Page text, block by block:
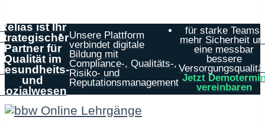
ist Ihr
Partner für
Qualität im
und
Unsere Plattform
verbindet digitale
Bildung mit
Compliance-, Qualitäts-,
Risiko- und
Reputationsmanagement
für starke Teams,
mehr Sicherheit
eine messbar
bessere
Jetzt
vereinbaren